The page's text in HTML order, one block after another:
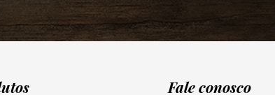
Fale conosco